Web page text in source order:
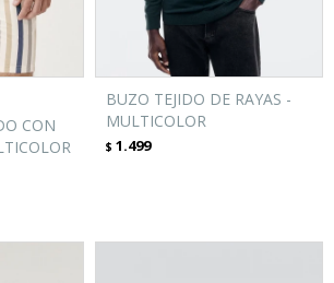
CON
BUZO TEJIDO DE RAYAS -
MULTICOLOR
$ 1.499